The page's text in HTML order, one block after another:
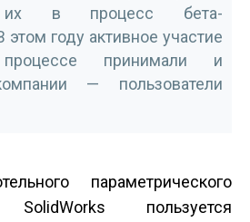
их в процесс бета-
этом году активное участие
принимали и
— пользователи
параметрического
SolidWorks пользуется